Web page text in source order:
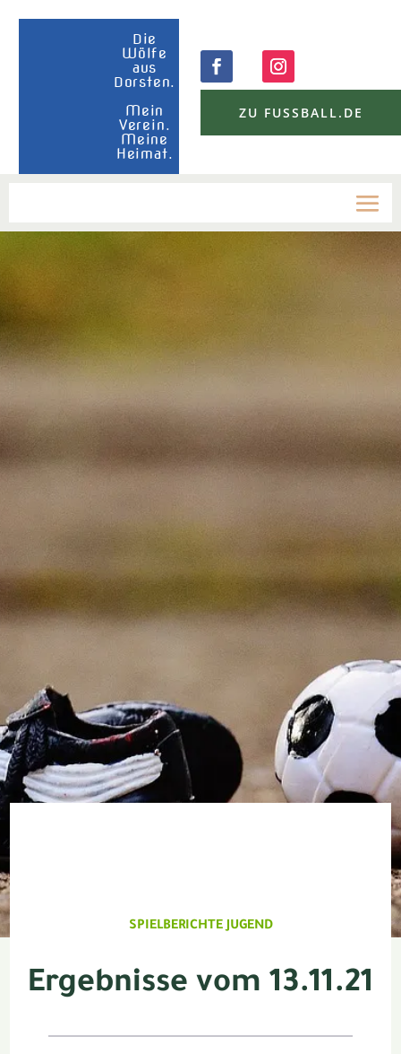
Die
Wölfe
aus
Dorsten.
Mein
Verein.
Meine
Heimat.
ZU FUSSBALL.DE
SPIELBERICHTE JUGEND
Ergebnisse vom 13.11.21